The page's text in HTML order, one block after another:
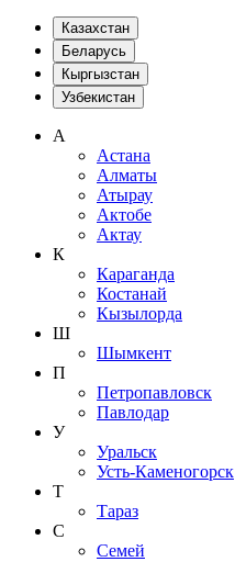
Казахстан
Беларусь
Кыргызстан
Узбекистан
А
Астана
Алматы
Атырау
Актобе
Актау
К
Караганда
Костанай
Кызылорда
Ш
Шымкент
П
Петропавловск
Павлодар
У
Уральск
Усть-Каменогорск
Т
Тараз
С
Семей